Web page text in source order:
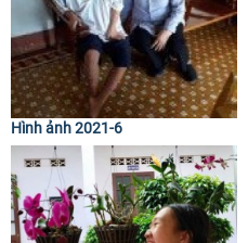
Hình ảnh 2021-6